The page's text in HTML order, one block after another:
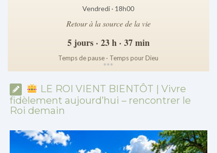
Vendredi · 18h00
Retour à la source de la vie
5 jours · 23 h · 37 min
Temps de pause · Temps pour Dieu
***
LE ROI VIENT BIENTÔT | Vivre
fidèlement aujourd’hui – rencontrer le
Roi demain